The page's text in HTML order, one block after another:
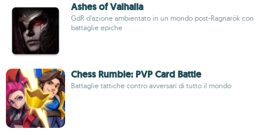
Ashes of Valhalla
GdR d'azione ambientato in un mondo post-Ragnarök con
battaglie epiche
Chess Rumble: PVP Card Battle
Battaglie tattiche contro avversari di tutto il mondo